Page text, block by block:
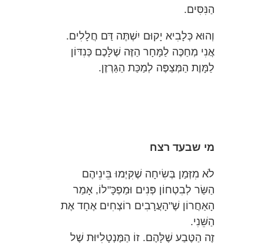
הַנִּסִּים.
וְהוּא כְּלָבִיא יָקוּם יִשְׁתֶּה דַּם חֲלָלִים.
אֲנִי מְחַכֶּה לַמָּחָר הַזֶּה שֶׁלָּכֶם כְּנִדּוֹן
לַמָּוֶת הַמְּצַפֶּה לְמַכַּת הַגַּרְזֶן.
מי שבעד רצח
לֹא מִזְּמַן בְּשִׂיחָה שֶׁקִּיְּמוּ בֵּינֵיהֶם
הַשַּׂר לְבִטְחוֹן פְּנִים וּמַפְכָּ"לוֹ, אָמַר
הָאַחֲרוֹן שֶׁ"הָעֲרָבִים רוֹצְחִים אֶחָד אֶת
הַשֵּׁנִי.
זֶה הַטֶּבַע שֶׁלָּהֶם. זוֹ הַמֶּנְטָלִיּוּת שֶׁל